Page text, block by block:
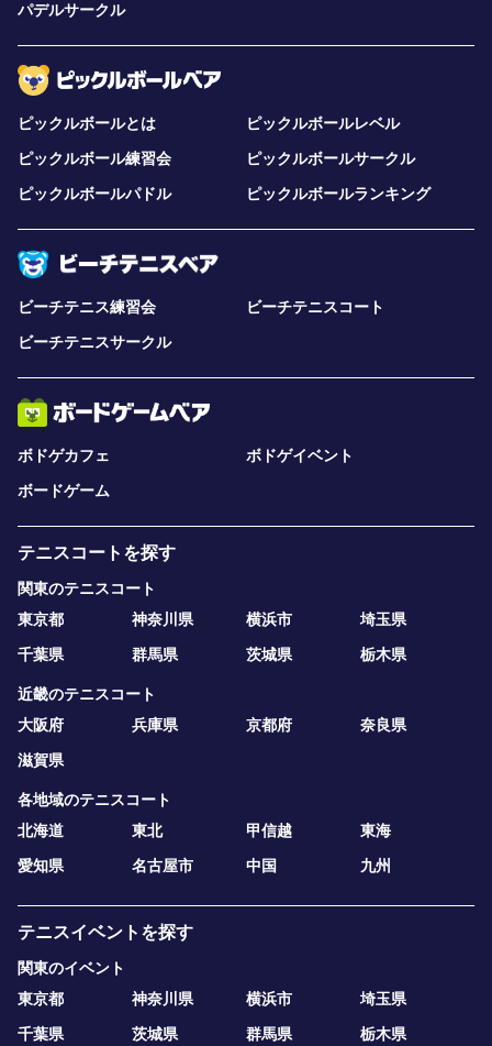
パデルサークル
ピックルボールとは
ピックルボールレベル
ピックルボール練習会
ピックルボールサークル
ピックルボールパドル
ピックルボールランキング
ビーチテニス練習会
ビーチテニスコート
ビーチテニスサークル
ボドゲカフェ
ボドゲイベント
ボードゲーム
テニスコートを探す
関東のテニスコート
東京都
神奈川県 横浜市
埼玉県
千葉県
群馬県 茨城県 栃木県
近畿のテニスコート
大阪府
兵庫県 京都府
奈良県
滋賀県
各地域のテニスコート
北海道
東北 甲信越
東海
愛知県
名古屋市 中国 九州
テニスイベントを探す
関東のイベント
東京都
神奈川県 横浜市
埼玉県
千葉県
茨城県 群馬県 栃木県